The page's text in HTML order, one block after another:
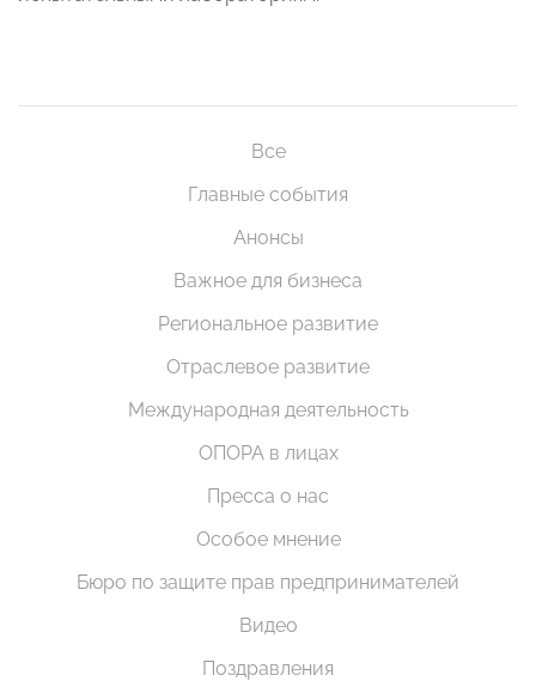
Все
Главные события
Анонсы
Важное для бизнеса
Региональное развитие
Отраслевое развитие
Международная деятельность
ОПОРА в лицах
Пресса о нас
Особое мнение
Бюро по защите прав предпринимателей
Видео
Поздравления